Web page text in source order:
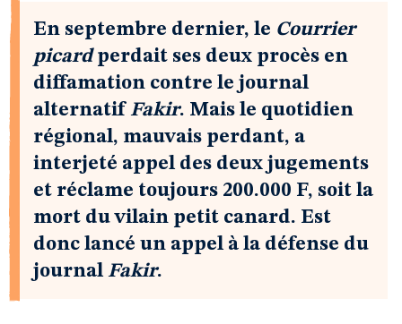
En septembre dernier, le Courrier
picardperdait ses deux procès en
diffamation contre le journal
alternatifFakir. Mais le quotidien
régional, mauvais perdant, a
interjeté appel des deux jugements
et réclame toujours 200.000 F, soit la
mort du vilain petit canard. Est
donc lancé un appel à la défense du
journalFakir.